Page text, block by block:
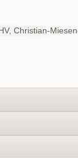
Christian-